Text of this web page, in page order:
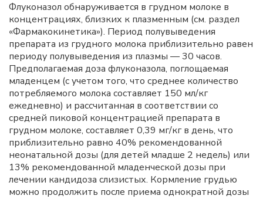
Флуконазол обнаруживается в грудном молоке в
концентрациях, близких к плазменным (см. раздел
«Фармакокинетика»). Период полувыведения
препарата из грудного молока приблизительно равен
периоду полувыведения из плазмы — 30 часов.
Предполагаемая доза флуконазола, поглощаемая
младенцем (с учетом того, что среднее количество
потребляемого молока составляет 150 мл/кг
ежедневно) и рассчитанная в соответствии со
средней пиковой концентрацией препарата в
грудном молоке, составляет 0,39 мг/кг в день, что
приблизительно равно 40% рекомендованной
неонатальной дозы (для детей младше 2 недель) или
13% рекомендованной младенческой дозы при
лечении кандидоза слизистых. Кормление грудью
можно продолжить после приема однократной дозы